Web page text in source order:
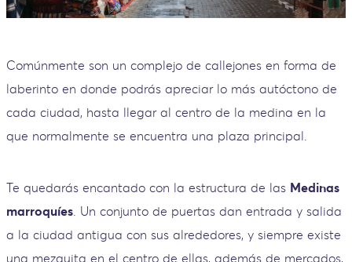
Comúnmente son un complejo de callejones en forma de
laberinto en donde podrás apreciar lo más autóctono de
cada ciudad, hasta llegar al centro de la medina en la
que normalmente se encuentra una plaza principal.
Te quedarás encantado con la estructura de las Medinas
marroquíes. Un conjunto de puertas dan entrada y salida
a la ciudad antigua con sus alrededores, y siempre existe
una mezquita en el centro de ellas, además de mercados,